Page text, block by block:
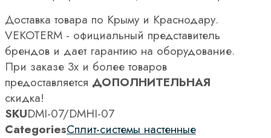
Доставка товара по Крыму и Краснодару.
VEKOTERM - официальный представитель
брендов и дает гарантию на оборудование.
При заказе 3х и более товаров
предоставляется ДОПОЛНИТЕЛЬНАЯ
скидка!
SKUDMI-07/DMHI-07
CategoriesСплит-системы настенные